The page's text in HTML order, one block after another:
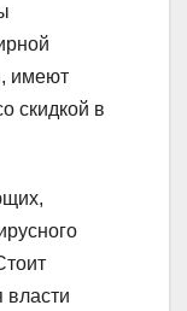
имеют
скидкой в
власти